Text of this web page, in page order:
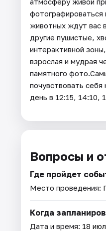
фотографироваться
животных ждут вас
другие пушистые,
интерактивной
взрослая и мудрая
памятного
почувствовать
день в 12:15, 14:10,
Вопросы и
Где пройдет
Место проведения:
Когда
Дата и время: 18